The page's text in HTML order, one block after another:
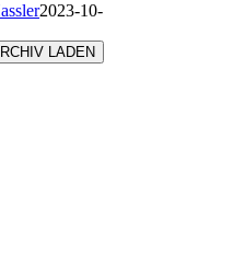
2023-10-
LADEN